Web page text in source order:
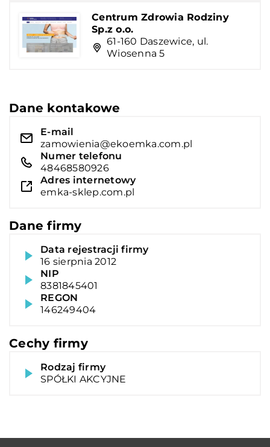
Centrum Zdrowia Rodziny
Sp.z o.o.
61-160 Daszewice, ul.
Wiosenna 5
Dane kontakowe
E-mail
zamowienia@ekoemka.com.pl
Numer telefonu
48468580926
Adres internetowy
emka-sklep.com.pl
Dane firmy
Data rejestracji firmy
16 sierpnia 2012
NIP
8381845401
REGON
146249404
Cechy firmy
Rodzaj firmy
SPÓŁKI AKCYJNE